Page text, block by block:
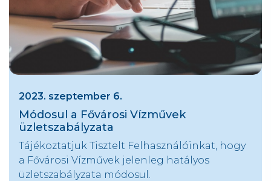
2023. szeptember 6.
Módosul a Fővárosi Vízművek
üzletszabályzata
Tájékoztatjuk Tisztelt Felhasználóinkat, hogy
a Fővárosi Vízművek jelenleg hatályos
üzletszabályzata módosul.